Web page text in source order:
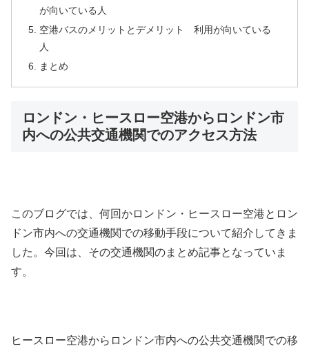
が向いている人
空港バスのメリットとデメリット 利用が向いている
人
まとめ
ロンドン・ヒースロー空港からロンドン市
内への公共交通機関でのアクセス方法
このブログでは、何回かロンドン・ヒースロー空港とロン
ドン市内への交通機関での移動手段について紹介してきま
した。今回は、その交通機関のまとめ記事となっていま
す。
ヒースロー空港からロンドン市内への公共交通機関での移